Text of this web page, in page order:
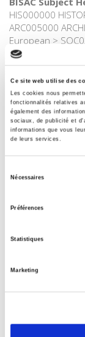
Ce site web utilise des
Les cookies nous
fonctionnalités relatives
également des
sociaux, de publicité et
informations que vous
de leurs services.
Nécessaires
Préférences
Statistiques
Marketing
HIS000000
ARC005000
European >
BIC subject
Code publique
06 Professionnel
Date de
19 juin 2026
Type d'ouvrage